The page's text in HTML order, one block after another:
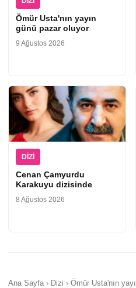
Ömür Usta'nın yayın
günü pazar oluyor
9 Ağustos 2026
DIZI
Cenan Çamyurdu
Karakuyu dizisinde
8 Ağustos 2026
Ana Sayfa › Dizi › Ömür Usta'nın